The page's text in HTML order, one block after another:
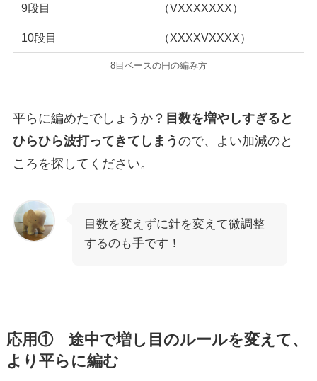
9段目 （VXXXXXXX）
10段目 （XXXXVXXXX）
8目ベースの円の編み方
平らに編めたでしょうか？ 目数を増やしすぎると
ひらひら波打ってきてしまう ので、よい加減のと
ころを探してください。
目数を変えずに針を変えて微調整
するのも手です！
応用① 途中で増し目のルールを変えて、
より平らに編む